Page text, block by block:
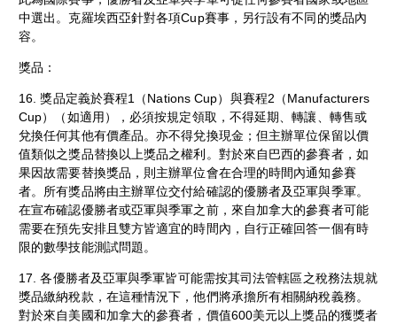
中選出。克羅埃西亞針對各項Cup賽事，另行設有不同的獎品內
容。
獎品：
16. 獎品定義於賽程1（Nations Cup）與賽程2（Manufacturers
Cup）（如適用），必須按規定領取，不得延期、轉讓、轉售或
兌換任何其他有價產品。亦不得兌換現金；但主辦單位保留以價
值類似之獎品替換以上獎品之權利。對於來自巴西的參賽者，如
果因故需要替換獎品，則主辦單位會在合理的時間內通知參賽
者。所有獎品將由主辦單位交付給確認的優勝者及亞軍與季軍。
在宣布確認優勝者或亞軍與季軍之前，來自加拿大的參賽者可能
需要在預先安排且雙方皆適宜的時間內，自行正確回答一個有時
限的數學技能測試問題。
17. 各優勝者及亞軍與季軍皆可能需按其司法管轄區之稅務法規就
獎品繳納稅款，在這種情況下，他們將承擔所有相關納稅義務。
對於來自美國和加拿大的參賽者，價值600美元以上獎品的獲獎者